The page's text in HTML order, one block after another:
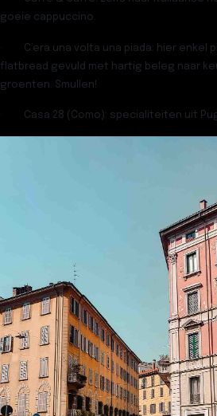
goeie cappuccino.
· C’era una volta una piada: hier enkel
flatbread gevuld met hartig beleg naar
groenten. Smullen!
· Casa 28 (Como): specialiteiten uit